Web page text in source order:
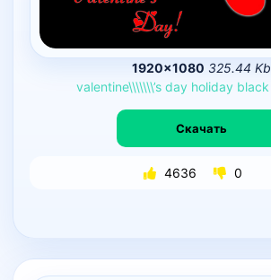
1920×1080 325.44 Kb
valentine\\\\\\\’s day holiday black
Скачать
4636 0